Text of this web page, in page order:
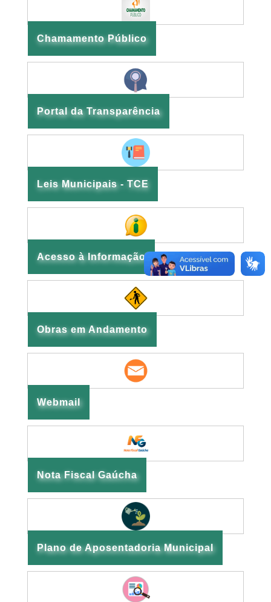
Chamamento Público
Portal da Transparência
Leis Municipais - TCE
Acesso à Informação
Obras em Andamento
Webmail
Nota Fiscal Gaúcha
Plano de Aposentadoria Municipal